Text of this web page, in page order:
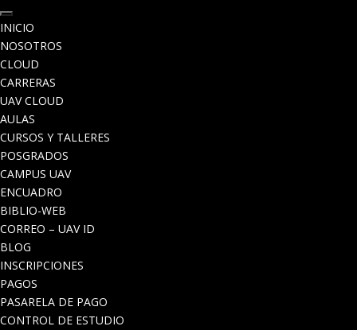
INICIO
NOSOTROS
CLOUD
CARRERAS
UAV CLOUD
AULAS
CURSOS Y TALLERES
POSGRADOS
CAMPUS UAV
ENCUADRO
BIBLIO-WEB
CORREO – UAV ID
BLOG
INSCRIPCIONES
PAGOS
PASARELA DE PAGO
CONTROL DE ESTUDIO